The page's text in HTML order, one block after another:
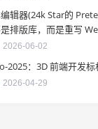
辑器(24k Star的
排版库，而是重写
2026-06-02
2025：3D 前端开发标
2026-04-29